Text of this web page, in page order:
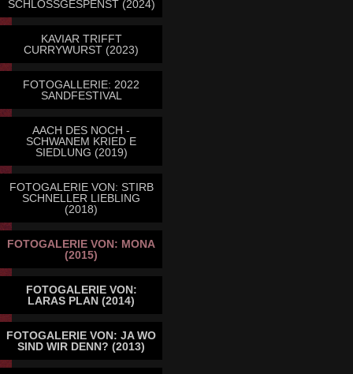
SCHLOSSGESPENST (2024)
KAVIAR TRIFFT
CURRYWURST (2023)
FOTOGALLERIE: 2022
SANDFESTIVAL
AACH DES NOCH -
SCHWANEM KRIED E
SIEDLUNG (2019)
FOTOGALERIE VON: STIRB
SCHNELLER LIEBLING
(2018)
FOTOGALERIE VON: MONA
(2015)
FOTOGALERIE VON:
LARAS PLAN (2014)
FOTOGALERIE VON: JA WO
SIND WIR DENN? (2013)